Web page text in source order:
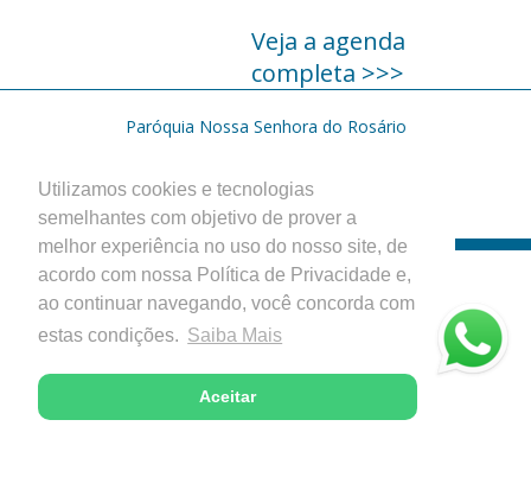
Utilizamos cookies e tecnologias
semelhantes com objetivo de prover a
melhor experiência no uso do nosso site, de
acordo com nossa Política de Privacidade e,
ao continuar navegando, você concorda com
estas condições. Saiba Mais
Aceitar
Veja a agenda
completa >>>
Paróquia Nossa Senhora do Rosário
Desenvolvido com excelência pela